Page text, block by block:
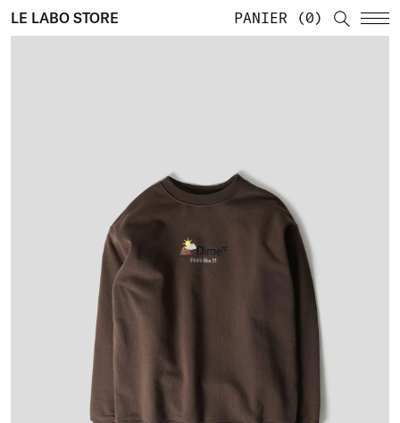
LE LABO STORE PANIER 0